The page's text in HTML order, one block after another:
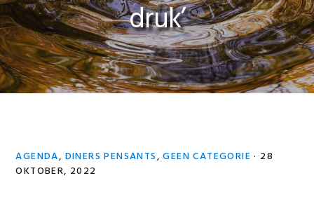
druk’
AGENDA, DINERS PENSANTS,GEEN CATEGORIE · 28
OKTOBER, 2022